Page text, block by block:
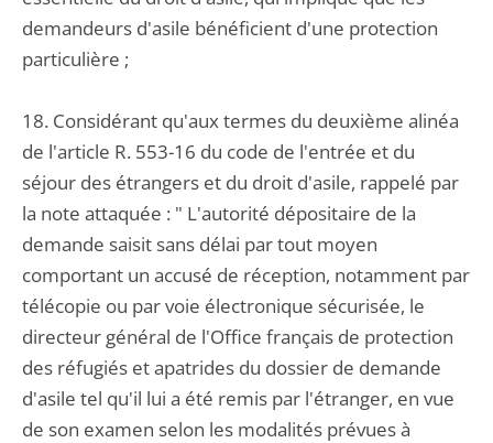
demandeurs d'asile bénéficient d'une protection
particulière ;
18. Considérant qu'aux termes du deuxième alinéa
de l'article R. 553-16 du code de l'entrée et du
séjour des étrangers et du droit d'asile, rappelé par
la note attaquée : " L'autorité dépositaire de la
demande saisit sans délai par tout moyen
comportant un accusé de réception, notamment par
télécopie ou par voie électronique sécurisée, le
directeur général de l'Office français de protection
des réfugiés et apatrides du dossier de demande
d'asile tel qu'il lui a été remis par l'étranger, en vue
de son examen selon les modalités prévues à